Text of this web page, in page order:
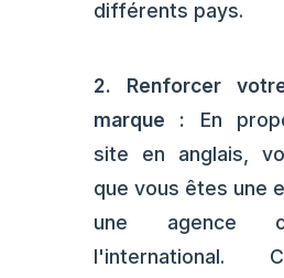
différents pays.
2. Renforcer
marque : En
site en anglais,
que vous êtes une
une agence
l'international.